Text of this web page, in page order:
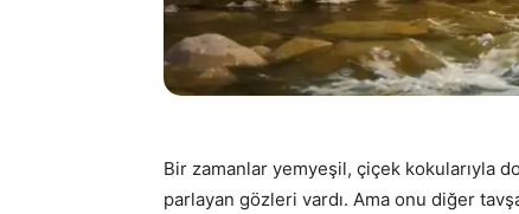
Bir zamanlar yemyeşil, çiçek kokularıyla
parlayan gözleri vardı. Ama onu diğer